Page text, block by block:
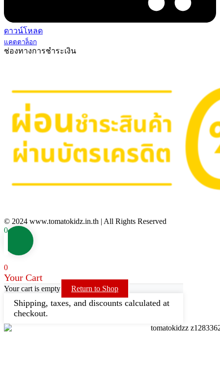
ดาวน์โหลด
แคตตาล็อก
ช่องทางการชำระเงิน
© 2024 www.tomatokidz.in.th | All Rights Reserved
0
0
Your Cart
Your cart is empty Return to Shop
Shipping, taxes, and discounts calculated at
checkout.